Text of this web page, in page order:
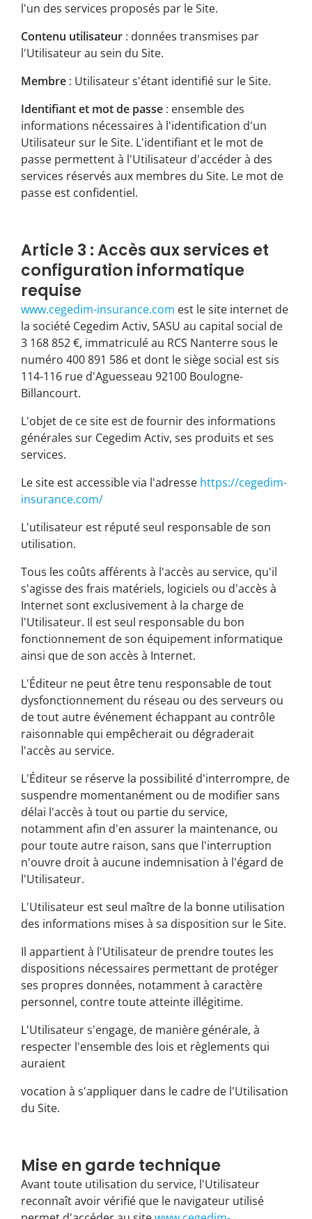
l'un des services proposés par le Site.
Contenu utilisateur : données transmises par
l'Utilisateur au sein du Site.
Membre : Utilisateur s'étant identifié sur le Site.
Identifiant et mot de passe : ensemble des
informations nécessaires à l'identification d'un
Utilisateur sur le Site. L'identifiant et le mot de
passe permettent à l'Utilisateur d'accéder à des
services réservés aux membres du Site. Le mot de
passe est confidentiel.
Article 3 : Accès aux services et
configuration informatique
requise
www.cegedim-insurance.com est le site internet de
la société Cegedim Activ, SASU au capital social de
3 168 852 €, immatriculé au RCS Nanterre sous le
numéro 400 891 586 et dont le siège social est sis
114-116 rue d'Aguesseau 92100 Boulogne-
Billancourt.
L'objet de ce site est de fournir des informations
générales sur Cegedim Activ, ses produits et ses
services.
Le site est accessible via l'adresse https://cegedim-
insurance.com/
L'utilisateur est réputé seul responsable de son
utilisation.
Tous les coûts afférents à l'accès au service, qu'il
s'agisse des frais matériels, logiciels ou d'accès à
Internet sont exclusivement à la charge de
l'Utilisateur. Il est seul responsable du bon
fonctionnement de son équipement informatique
ainsi que de son accès à Internet.
L'Éditeur ne peut être tenu responsable de tout
dysfonctionnement du réseau ou des serveurs ou
de tout autre événement échappant au contrôle
raisonnable qui empêcherait ou dégraderait
l'accès au service.
L'Éditeur se réserve la possibilité d'interrompre, de
suspendre momentanément ou de modifier sans
délai l'accès à tout ou partie du service,
notamment afin d'en assurer la maintenance, ou
pour toute autre raison, sans que l'interruption
n'ouvre droit à aucune indemnisation à l'égard de
l'Utilisateur.
L'Utilisateur est seul maître de la bonne utilisation
des informations mises à sa disposition sur le Site.
Il appartient à l'Utilisateur de prendre toutes les
dispositions nécessaires permettant de protéger
ses propres données, notamment à caractère
personnel, contre toute atteinte illégitime.
L'Utilisateur s'engage, de manière générale, à
respecter l'ensemble des lois et règlements qui
auraient
vocation à s'appliquer dans le cadre de l'Utilisation
du Site.
Mise en garde technique
Avant toute utilisation du service, l'Utilisateur
reconnaît avoir vérifié que le navigateur utilisé